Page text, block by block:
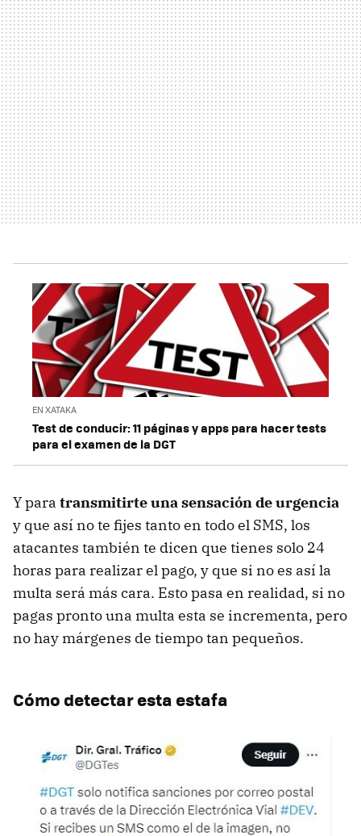
EN XATAKA
Test de conducir: 11 páginas y apps para hacer tests
para el examen de la DGT
Y para transmitirte una sensación de urgencia
y que así no te fijes tanto en todo el SMS, los
atacantes también te dicen que tienes solo 24
horas para realizar el pago, y que si no es así la
multa será más cara. Esto pasa en realidad, si no
pagas pronto una multa esta se incrementa, pero
no hay márgenes de tiempo tan pequeños.
Cómo detectar esta estafa